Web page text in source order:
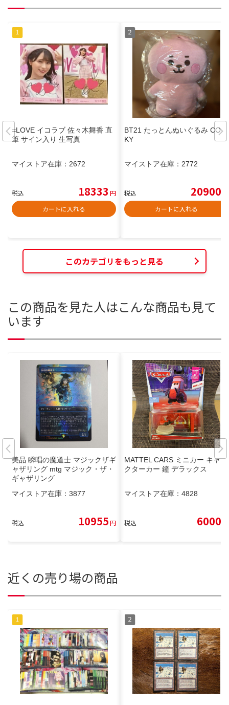
=LOVE イコラブ 佐々木舞香 直
筆 サイン入り 生写真
マイストア在庫： 2672
税込 18333 円
カートに入れる
BT21 たっとんぬいぐるみ COO
KY
マイストア在庫： 2772
税込 20900
カートに入れる
このカテゴリをもっと見る
この商品を見た人はこんな商品も見て
います
美品 瞬唱の魔道士 マジックザギ
ャザリング mtg マジック・ザ・
ギャザリング
マイストア在庫： 3877
税込 10955円
MATTEL CARS ミニカー キャラ
クターカー 鐘 デラックス
マイストア在庫： 4828
税込 6000
近くの売り場の商品